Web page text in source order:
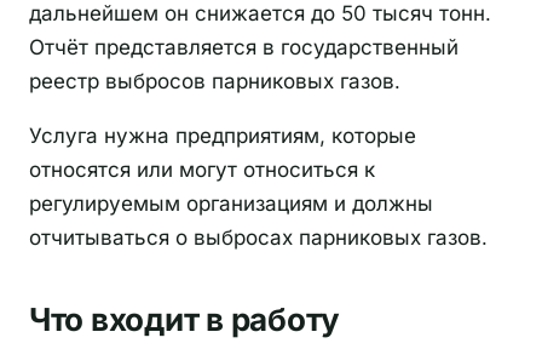
дальнейшем он снижается до 50 тысяч тонн.
Отчёт представляется в государственный
реестр выбросов парниковых газов.
Услуга нужна предприятиям, которые
относятся или могут относиться к
регулируемым организациям и должны
отчитываться о выбросах парниковых газов.
Что входит в работу